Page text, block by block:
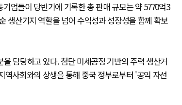
업들이 당반기에 기록한 총 판매 규모는 약 5770억3
생산기지 역할을 넘어 수익성과 성장성을 함께 확보
담당하고 있다. 첨단 미세공정 기반의 주력 생산거
사회와의 상생을 통해 중국 정부로부터 '공익 자선